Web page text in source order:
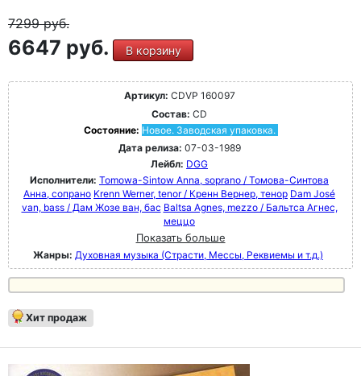
7299руб.
6647 руб. В корзину
Артикул: CDVP 160097
Состав: CD
Состояние: Новое. Заводская упаковка.
Дата релиза: 07-03-1989
Лейбл: DGG
Исполнители: Tomowa-Sintow Anna, soprano / Томова-Синтова
Анна, сопрано Krenn Werner, tenor / Кренн Вернер, тенор Dam José
van, bass / Дам Жозе ван, бас Baltsa Agnes, mezzo / Бальтса Агнес,
меццо
Показать больше
Жанры: Духовная музыка (Страсти, Мессы, Реквиемы и т.д.)
Хит продаж